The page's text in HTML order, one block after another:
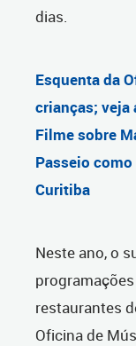
dias.
Esquenta da
crianças; veja
Filme sobre
Passeio
Curitiba
Neste ano, o
restaurantes
Oficina de